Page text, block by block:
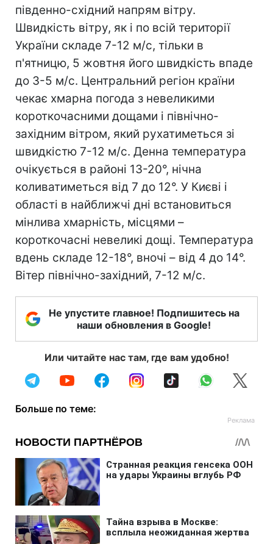
південно-східний напрям вітру.
Швидкість вітру, як і по всій території
України складе 7-12 м/с, тільки в
п'ятницю, 5 жовтня його швидкість впаде
до 3-5 м/с. Центральний регіон країни
чекає хмарна погода з невеликими
короткочасними дощами і північно-
західним вітром, який рухатиметься зі
швидкістю 7-12 м/с. Денна температура
очікується в районі 13-20°, нічна
коливатиметься від 7 до 12°. У Києві і
області в найближчі дні встановиться
мінлива хмарність, місцями –
короткочасні невеликі дощі. Температура
вдень складе 12-18°, вночі – від 4 до 14°.
Вітер північно-західний, 7-12 м/с.
Не упустите главное! Подпишитесь на
наши обновления в Google!
Или читайте нас там, где вам удобно!
Больше по теме: